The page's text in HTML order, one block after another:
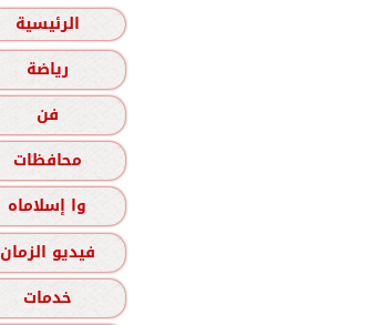
الرئيسية
رياضة
فن
محافظات
وا إسلاماه
فيديو الزمان
خدمات